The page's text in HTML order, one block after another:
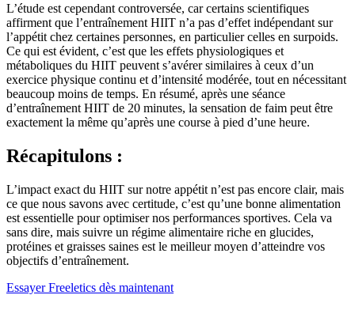
L’étude est cependant controversée, car certains scientifiques
affirment que l’entraînement HIIT n’a pas d’effet indépendant sur
l’appétit chez certaines personnes, en particulier celles en surpoids.
Ce qui est évident, c’est que les effets physiologiques et
métaboliques du HIIT peuvent s’avérer similaires à ceux d’un
exercice physique continu et d’intensité modérée, tout en nécessitant
beaucoup moins de temps. En résumé, après une séance
d’entraînement HIIT de 20 minutes, la sensation de faim peut être
exactement la même qu’après une course à pied d’une heure.
Récapitulons :
L’impact exact du HIIT sur notre appétit n’est pas encore clair, mais
ce que nous savons avec certitude, c’est qu’une bonne alimentation
est essentielle pour optimiser nos performances sportives. Cela va
sans dire, mais suivre un régime alimentaire riche en glucides,
protéines et graisses saines est le meilleur moyen d’atteindre vos
objectifs d’entraînement.
Essayer Freeletics dès maintenant